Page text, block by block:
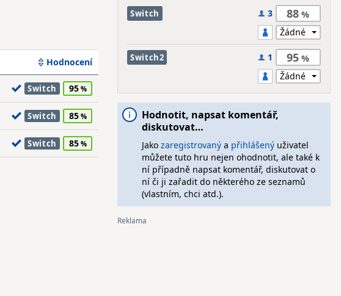
Hodnocení
Switch 95
Switch 85
Switch 85
Switch 3 88
Switch2 1 95
Hodnotit, napsat komentář,
diskutovat…
Jako zaregistrovanýa přihlášenýuživatel
můžete tuto hru nejen ohodnotit, ale také k
ní případně napsat komentář, diskutovat o
ní či ji zařadit do některého ze seznamů
(vlastním, chci atd.).